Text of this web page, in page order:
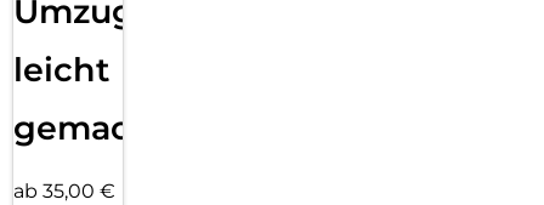
Umzug
leicht
gemacht!
ab 35,00 €